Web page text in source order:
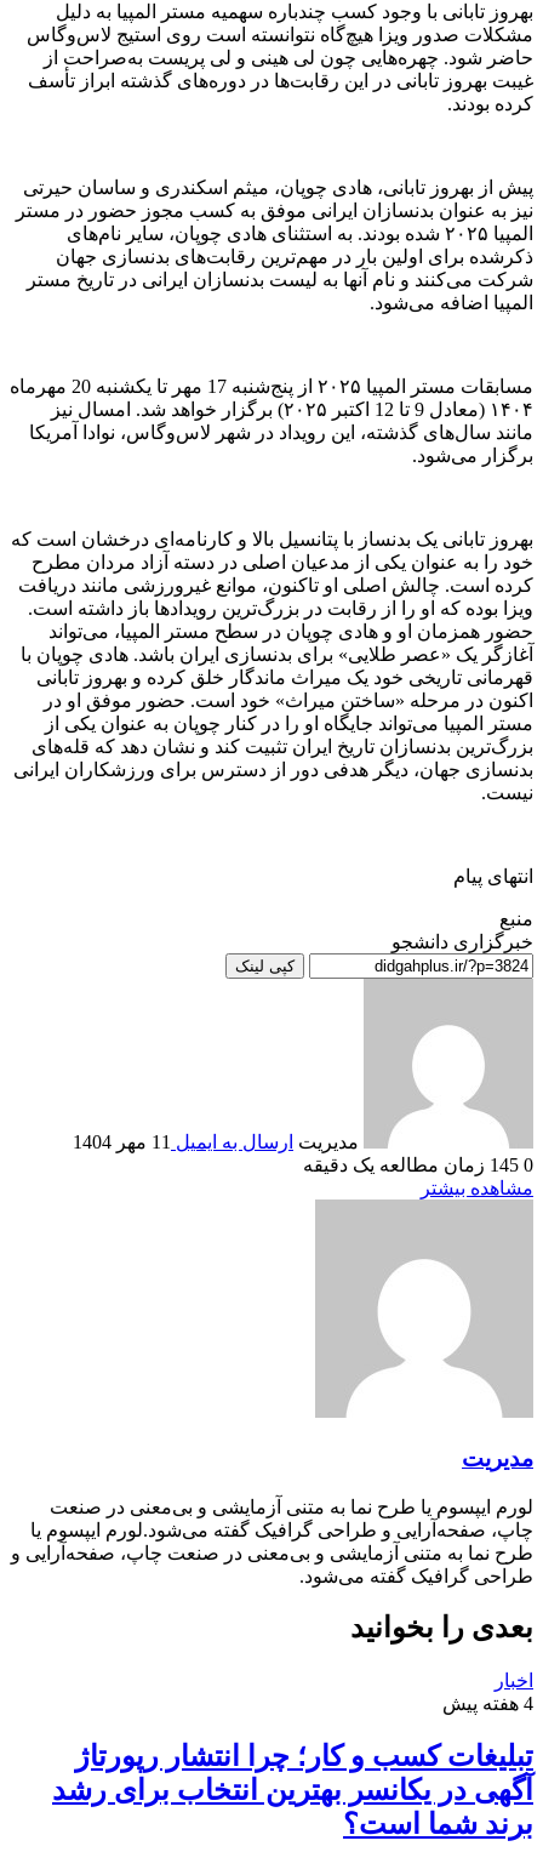
بهروز تابانی با وجود کسب چندباره سهمیه مستر المپیا به دلیل
مشکلات صدور ویزا هیچ‌گاه نتوانسته است روی استیج لاس‌وگاس
حاضر شود. چهره‌هایی چون لی هینی و لی پریست به‌صراحت از
غیبت بهروز تابانی در این رقابت‌ها در دوره‌های گذشته ابراز تأسف
کرده‌ بودند.
پیش از بهروز تابانی، هادی چوپان، میثم اسکندری و ساسان حیرتی
نیز به‌ عنوان بدنسازان ایرانی موفق به کسب مجوز حضور در مستر
المپیا ۲۰۲۵ شده بودند. به استثنای هادی چوپان، سایر نام‌های
ذکرشده برای اولین‌ بار در مهم‌ترین رقابت‌های بدنسازی جهان
شرکت می‌کنند و نام آنها به لیست بدنسازان ایرانی در تاریخ مستر
المپیا اضافه می‌شود.
مسابقات مستر المپیا ۲۰۲۵ از پنج‌شنبه 17 مهر تا یکشنبه 20 مهرماه
۱۴۰۴ (معادل 9 تا 12 اکتبر ۲۰۲۵) برگزار خواهد شد. امسال نیز
مانند سال‌های گذشته، این رویداد در شهر لاس‌وگاس، نوادا آمریکا
برگزار می‌شود.
بهروز تابانی یک بدنساز با پتانسیل بالا و کارنامه‌ای درخشان است که
خود را به عنوان یکی از مدعیان اصلی در دسته آزاد مردان مطرح
کرده است. چالش اصلی او تاکنون، موانع غیرورزشی مانند دریافت
ویزا بوده که او را از رقابت در بزرگ‌ترین رویدادها باز داشته است.
حضور همزمان او و هادی چوپان در سطح مستر المپیا، می‌تواند
آغازگر یک «عصر طلایی» برای بدنسازی ایران باشد. هادی چوپان با
قهرمانی تاریخی خود یک میراث ماندگار خلق کرده و بهروز تابانی
اکنون در مرحله «ساختن میراث» خود است. حضور موفق او در
مستر المپیا می‌تواند جایگاه او را در کنار چوپان به عنوان یکی از
بزرگ‌ترین بدنسازان تاریخ ایران تثبیت کند و نشان دهد که قله‌های
بدنسازی جهان، دیگر هدفی دور از دسترس برای ورزشکاران ایرانی
نیست.
انتهای پیام
منبع
خبرگزاری دانشجو
کپی لینک
مدیریت ارسال به ایمیل 11 مهر 1404
0
زمان مطالعه یک دقیقه
مشاهده بیشتر
مدیریت
لورم ایپسوم یا طرح‌ نما به متنی آزمایشی و بی‌معنی در صنعت
چاپ، صفحه‌آرایی و طراحی گرافیک گفته می‌شود.لورم ایپسوم یا
طرح‌ نما به متنی آزمایشی و بی‌معنی در صنعت چاپ، صفحه‌آرایی و
طراحی گرافیک گفته می‌شود.
بعدی را بخوانید
اخبار
4 هفته پیش
تبلیغات کسب و کار؛ چرا انتشار رپورتاژ
آگهی در یکانسر بهترین انتخاب برای رشد
برند شما است؟